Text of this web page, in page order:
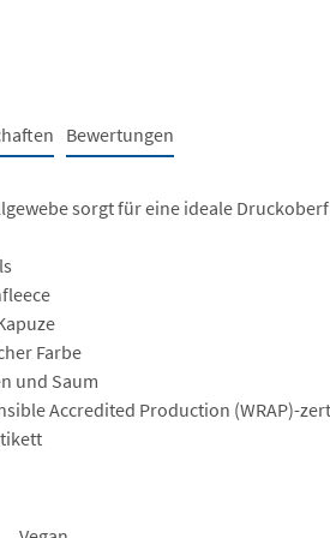
Bewertungen
sorgt für eine ideale
Farbe
und Saum
Accredited Production (WRAP)-